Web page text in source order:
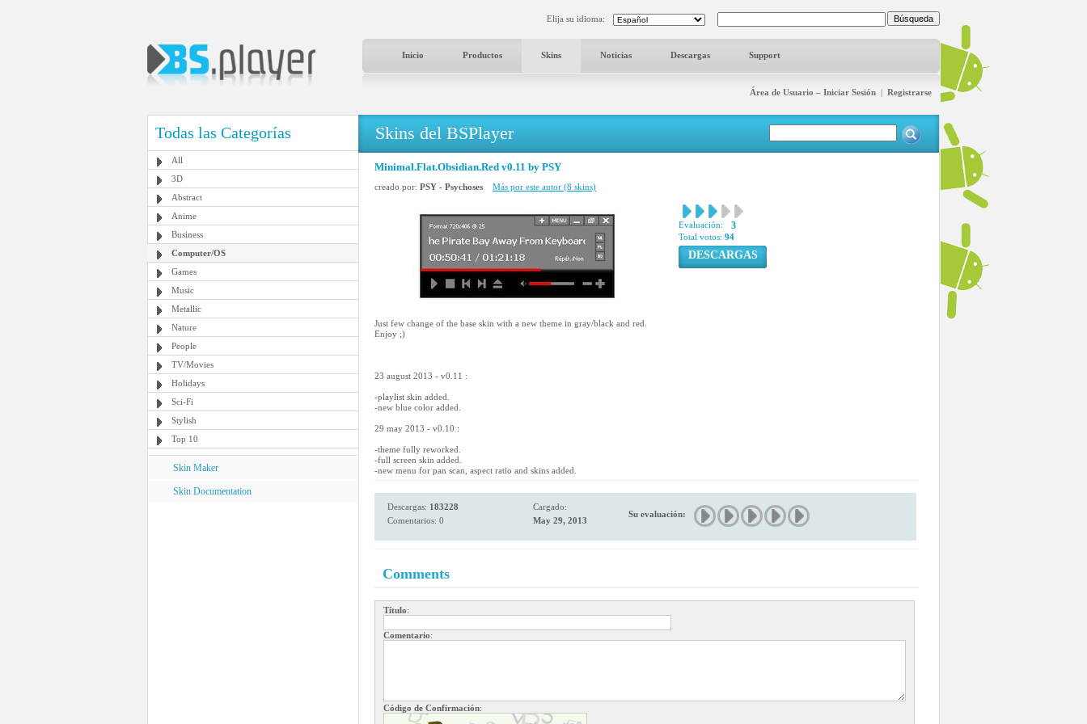
Elija su idioma:
Inicio Productos Skins Noticias Descargas Support
Área de Usuario – Iniciar Sesión | Registrarse
Todas las Categorías
All
3D
Abstract
Anime
Business
Computer/OS
Games
Music
Metallic
Nature
People
TV/Movies
Holidays
Sci-Fi
Stylish
Top 10
Skin Maker
Skin Documentation
Skins del BSPlayer
Minimal.Flat.Obsidian.Red v0.11 by PSY
creado por: PSY - Psychoses Más por este autor (8 skins)
Evaluación: 3
Total votos: 94
DESCARGAS
Just few change of the base skin with a new theme in gray/black and red.
Enjoy ;)
23 august 2013 - v0.11 :
-playlist skin added.
-new blue color added.
29 may 2013 - v0.10 :
-theme fully reworked.
-full screen skin added.
-new menu for pan scan, aspect ratio and skins added.
Descargas: 183228
Comentarios: 0
Cargado:
May 29, 2013
Su evaluación:
Comments
Título:
Comentario:
Código de Confirmación: